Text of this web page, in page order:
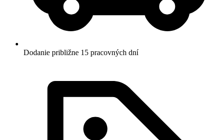
Dodanie približne 15 pracovných dní